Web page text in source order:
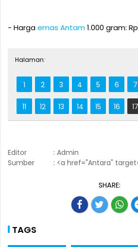
‎- Hargaemas Antam1.000 gram:
Halaman:
1 2 3 4 5 6 7
11 12 13 14 15 16 17
Editor
: Admin
Sumber
: <a href="Antara"
SHARE:
TAGS